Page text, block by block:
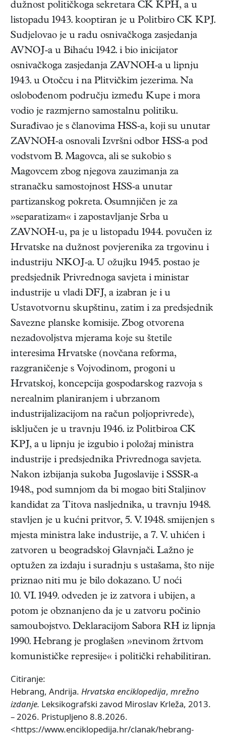
dužnost političkoga sekretara CK KPH, a u
listopadu 1943. kooptiran je u Politbiro CK KPJ.
Sudjelovao je u radu osnivačkoga zasjedanja
AVNOJ-a u Bihaću 1942. i bio inicijator
osnivačkoga zasjedanja ZAVNOH-a u lipnju
1943. u Otočcu i na Plitvičkim jezerima. Na
oslobođenom području između Kupe i mora
vodio je razmjerno samostalnu politiku.
Surađivao je s članovima HSS-a, koji su unutar
ZAVNOH-a osnovali Izvršni odbor HSS-a pod
vodstvom B. Magovca, ali se sukobio s
Magovcem zbog njegova zauzimanja za
stranačku samostojnost HSS-a unutar
partizanskog pokreta. Osumnjičen je za
»separatizam« i zapostavljanje Srba u
ZAVNOH-u, pa je u listopadu 1944. povučen iz
Hrvatske na dužnost povjerenika za trgovinu i
industriju NKOJ-a. U ožujku 1945. postao je
predsjednik Privrednoga savjeta i ministar
industrije u vladi DFJ, a izabran je i u
Ustavotvornu skupštinu, zatim i za predsjednik
Savezne planske komisije. Zbog otvorena
nezadovoljstva mjerama koje su štetile
interesima Hrvatske (novčana reforma,
razgraničenje s Vojvodinom, progoni u
Hrvatskoj, koncepcija gospodarskog razvoja s
nerealnim planiranjem i ubrzanom
industrijalizacijom na račun poljoprivrede),
isključen je u travnju 1946. iz Politbiroa CK
KPJ, a u lipnju je izgubio i položaj ministra
industrije i predsjednika Privrednoga savjeta.
Nakon izbijanja sukoba Jugoslavije i SSSR-a
1948., pod sumnjom da bi mogao biti Staljinov
kandidat za Titova nasljednika, u travnju 1948.
stavljen je u kućni pritvor, 5. V. 1948. smijenjen s
mjesta ministra lake industrije, a 7. V. uhićen i
zatvoren u beogradskoj Glavnjači. Lažno je
optužen za izdaju i suradnju s ustašama, što nije
priznao niti mu je bilo dokazano. U noći
10. VI. 1949. odveden je iz zatvora i ubijen, a
potom je obznanjeno da je u zatvoru počinio
samoubojstvo. Deklaracijom Sabora RH iz lipnja
1990. Hebrang je proglašen »nevinom žrtvom
komunističke represije« i politički rehabilitiran.
Citiranje:
Hebrang, Andrija. Hrvatska enciklopedija, mrežno
izdanje. Leksikografski zavod Miroslav Krleža, 2013.
– 2026. Pristupljeno 8.8.2026.
<https://www.enciklopedija.hr/clanak/hebrang-